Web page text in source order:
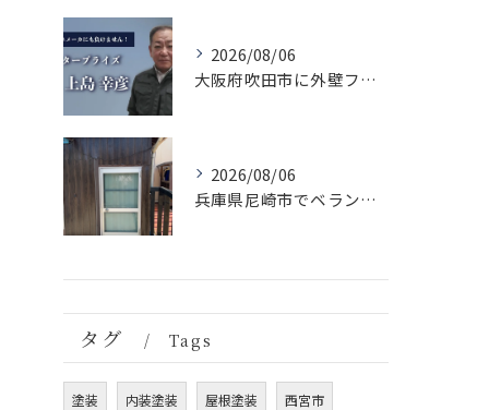
2026/08/06
大阪府吹田市に外壁フル塗装､シーリング工事､ベランダ簡易防水工事､エアコン脱却の現地調査に行きました。
2026/08/06
兵庫県尼崎市でベランダリフォームを施工してます。
タグ Tags
塗装 内装塗装 屋根塗装 西宮市